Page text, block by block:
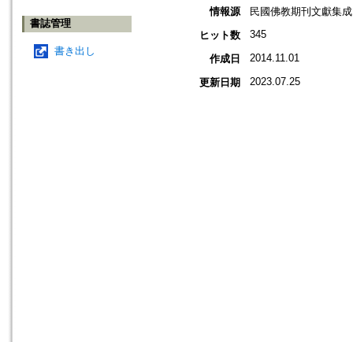
書誌管理
書き出し
情報源
民國佛教期刊文獻集
ヒット数
345
作成日 2014.11.01
更新日期 2023.07.25